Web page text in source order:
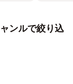
ンルで絞り込